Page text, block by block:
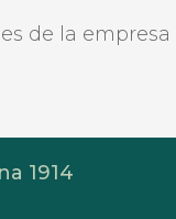
de la empresa
1914